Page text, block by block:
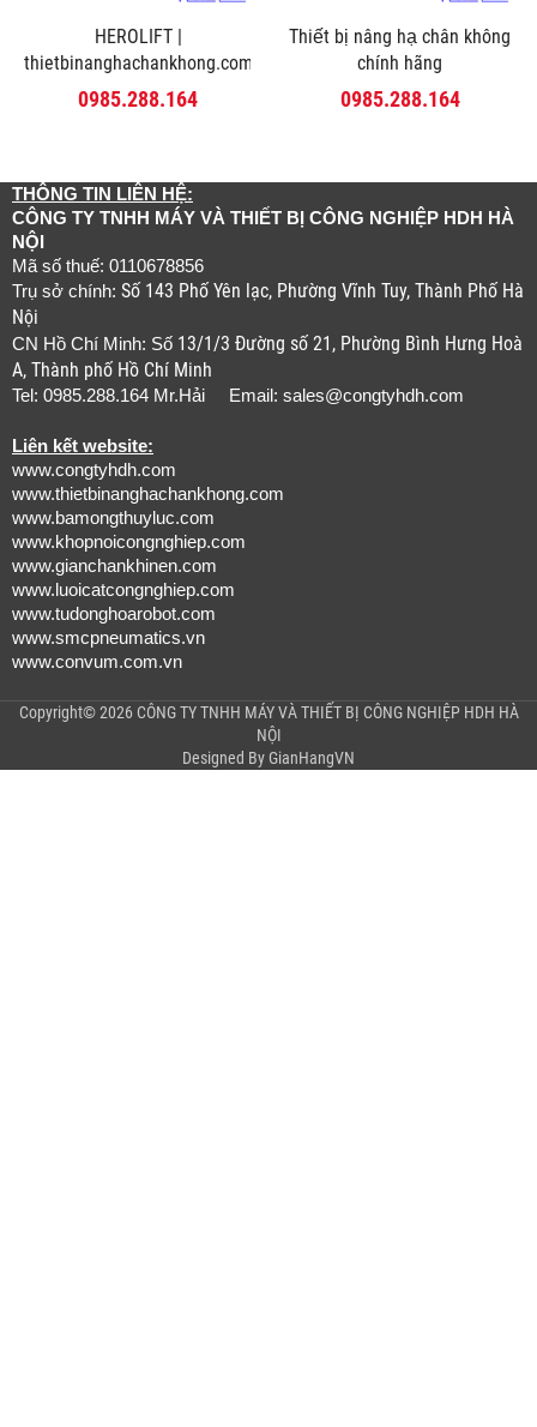
HEROLIFT |
thietbinanghachankhong.com
0985.288.164
Thiết bị nâng hạ chân không
chính hãng
0985.288.164
THÔNG TIN LIÊN HỆ:
CÔNG TY TNHH MÁY VÀ THIẾT BỊ CÔNG NGHIỆP HDH HÀ
NỘI
Mã số thuế: 0110678856
Trụ sở chính: Số 143 Phố Yên lạc, Phường Vĩnh Tuy, Thành Phố Hà
Nội
CN Hồ Chí Minh: Số 13/1/3 Đường số 21, Phường Bình Hưng Hoà
A, Thành phố Hồ Chí Minh
Tel: 0985.288.164 Mr.Hải Email: sales@congtyhdh.com
Liên kết website:
www.congtyhdh.com
www.thietbinanghachankhong.com
www.bamongthuyluc.com
www.khopnoicongnghiep.com
www.gianchankhinen.com
www.luoicatcongnghiep.com
www.tudonghoarobot.com
www.smcpneumatics.vn
www.convum.com.vn
Copyright© 2026 CÔNG TY TNHH MÁY VÀ THIẾT BỊ CÔNG NGHIỆP HDH HÀ
NỘI
Designed By GianHangVN